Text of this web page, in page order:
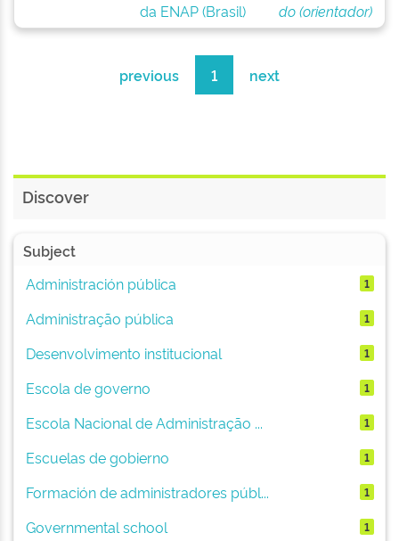
da ENAP (Brasil)
do (orientador)
previous 1 next
Discover
Subject
Administración pública
1
Administração pública 1
Desenvolvimento institucional 1
Escola de governo 1
Escola Nacional de Administração ... 1
Escuelas de gobierno 1
Formación de administradores públ... 1
Governmental school 1